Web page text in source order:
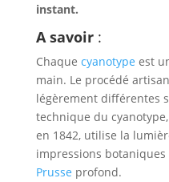
instant.
A savoir:
Chaque cyanotype est
main. Le procédé
légèrement différentes
technique du
en 1842, utilise la
impressions botaniques
Prusse profond.